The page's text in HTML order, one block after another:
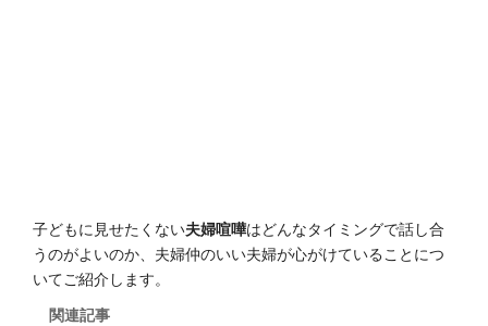
子どもに見せたくない夫婦喧嘩はどんなタイミングで話し合
うのがよいのか、夫婦仲のいい夫婦が心がけていることにつ
いてご紹介します。
関連記事